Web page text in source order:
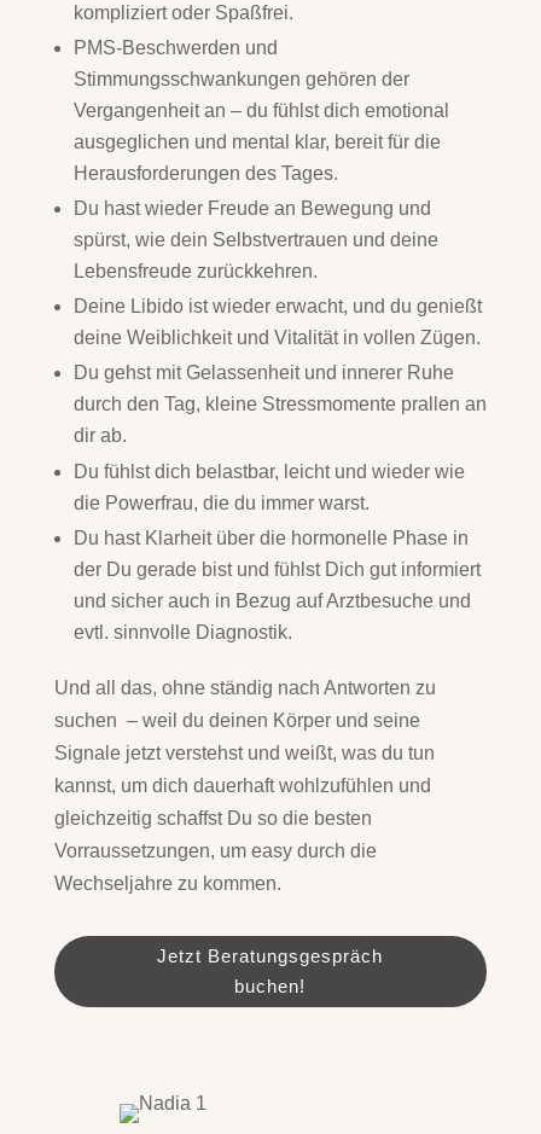
kompliziert oder Spaßfrei.
PMS-Beschwerden und
Stimmungsschwankungen gehören der
Vergangenheit an – du fühlst dich emotional
ausgeglichen und mental klar, bereit für die
Herausforderungen des Tages.
Du hast wieder Freude an Bewegung und
spürst, wie dein Selbstvertrauen und deine
Lebensfreude zurückkehren.
Deine Libido ist wieder erwacht, und du genießt
deine Weiblichkeit und Vitalität in vollen Zügen.
Du gehst mit Gelassenheit und innerer Ruhe
durch den Tag, kleine Stressmomente prallen an
dir ab.
Du fühlst dich belastbar, leicht und wieder wie
die Powerfrau, die du immer warst.
Du hast Klarheit über die hormonelle Phase in
der Du gerade bist und fühlst Dich gut informiert
und sicher auch in Bezug auf Arztbesuche und
evtl. sinnvolle Diagnostik.
Und all das, ohne ständig nach Antworten zu
suchen – weil du deinen Körper und seine
Signale jetzt verstehst und weißt, was du tun
kannst, um dich dauerhaft wohlzufühlen und
gleichzeitig schaffst Du so die besten
Vorraussetzungen, um easy durch die
Wechseljahre zu kommen.
Jetzt Beratungsgespräch
buchen!